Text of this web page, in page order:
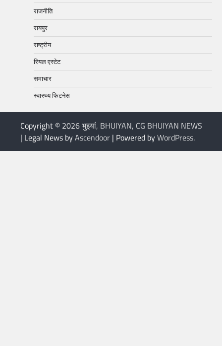
राजनीति
रायपुर
राष्ट्रीय
रियल एस्टेट
समाचार
स्वास्थ्य फिटनेस
Copyright © 2026भुइयां, BHUIYAN, CG BHUIYAN NEWS
| Legal News byAscendoor| Powered byWordPress.